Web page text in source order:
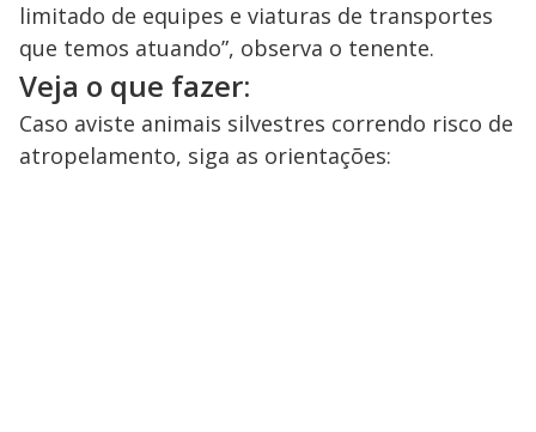
limitado de equipes e viaturas de transportes
que temos atuando”, observa o tenente.
Veja o que fazer:
Caso aviste animais silvestres correndo risco de
atropelamento, siga as orientações: